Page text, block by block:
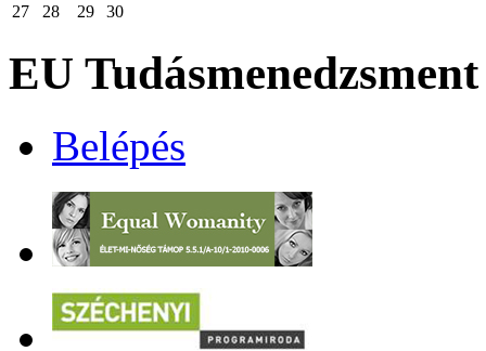
27
28 29 30
EU
Belépés